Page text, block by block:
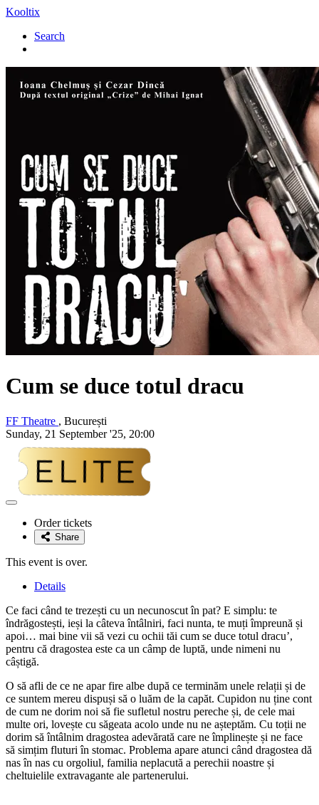
Kooltix
Search
Cum se duce totul dracu
FF Theatre , București
Sunday, 21 September '25, 20:00
Adaugă
favoriteOrder tickets
Share
This event is over.
Details
Ce faci când te trezești cu un necunoscut în pat? E simplu: te
îndrăgostești, ieși la câteva întâlniri, faci nunta, te muți împreună și
apoi… mai bine vii să vezi cu ochii tăi cum se duce totul dracu’,
pentru că dragostea este ca un câmp de luptă, unde nimeni nu
câștigă.
O să afli de ce ne apar fire albe după ce terminăm unele relații și de
ce suntem mereu dispuși să o luăm de la capăt. Cupidon nu ține cont
de cum ne dorim noi să fie sufletul nostru pereche și, de cele mai
multe ori, lovește cu săgeata acolo unde nu ne așteptăm. Cu toții ne
dorim să întâlnim dragostea adevărată care ne împlinește și ne face
să simțim fluturi în stomac. Problema apare atunci când dragostea dă
nas în nas cu orgoliul, familia neplacută a perechii noastre și
cheltuielile extravagante ale partenerului.